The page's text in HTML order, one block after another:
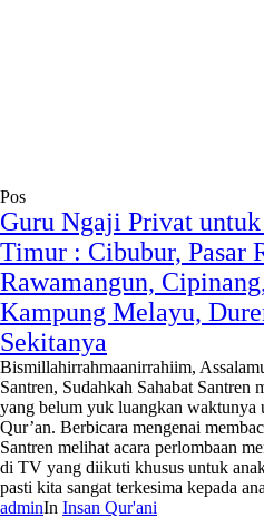
Pos
Guru Ngaji Privat
Timur : Cibubur, Pasar
Rawamangun,
Kampung Melayu,
Sekitanya
Bismillahirrahmaanirrahiim,
Santren, Sudahkah Sahabat
yang belum yuk luangkan waktunya
Qur’an. Berbicara mengenai
Santren melihat acara perlombaan
di TV yang diikuti khusus untuk
pasti kita sangat terkesima kepada
adminIn Insan Qur'ani